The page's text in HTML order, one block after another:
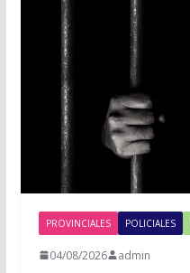
PROVINCIALES POLICIALES
04/08/2026 admin